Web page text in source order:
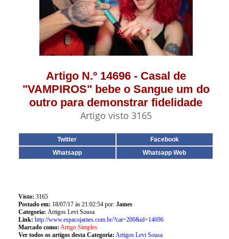
Artigo N.º 14696 - Casal de
"VAMPIROS" bebe o Sangue um do
outro para demonstrar fidelidade
Artigo visto 3165
Twitter
Facebook
Whatsapp
Whatsapp Web
Visto: 3165
Postado em: 18/07/17 às 21:02:54 por: James
Categoria: Artigos Levi Sousa
Link: http://www.espacojames.com.br/?cat=200&id=14696
Marcado como: Artigo Simples
Ver todos os artigos desta Categoria: Artigos Levi Sousa